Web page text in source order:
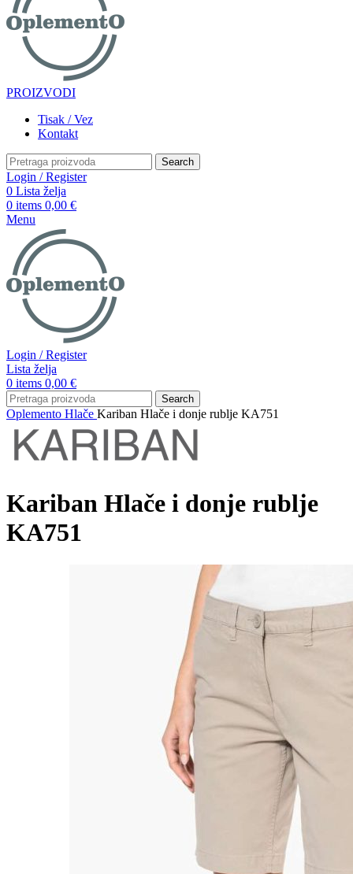
PROIZVODI
Tisak / Vez
Kontakt
Search
Login / Register
0 Lista želja
0 items 0,00 €
Menu
Login / Register
Lista želja
0 items 0,00 €
Search
Oplemento Hlače Kariban Hlače i donje rublje KA751
Kariban Hlače i donje rublje
KA751